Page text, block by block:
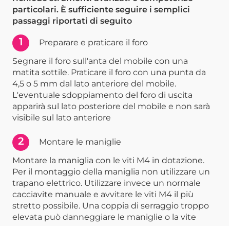
particolari. È sufficiente seguire i semplici
passaggi riportati di seguito
1
Preparare e praticare il foro
Segnare il foro sull'anta del mobile con una
matita sottile. Praticare il foro con una punta da
4,5 o 5 mm dal lato anteriore del mobile.
L'eventuale sdoppiamento del foro di uscita
apparirà sul lato posteriore del mobile e non sarà
visibile sul lato anteriore
2
Montare le maniglie
Montare la maniglia con le viti M4 in dotazione.
Per il montaggio della maniglia non utilizzare un
trapano elettrico. Utilizzare invece un normale
cacciavite manuale e avvitare le viti M4 il più
stretto possibile. Una coppia di serraggio troppo
elevata può danneggiare le maniglie o la vite